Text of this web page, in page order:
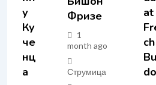
У
Ку
Че
Нц
А
Фризе
1
month ago
Струмица
At
Ch